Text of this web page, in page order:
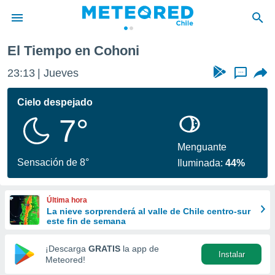
de
por
se
calidad.
a este
las
y
forma
digital
basada
El Tiempo en Cohoni
23:13 Jueves ...
Cielo despejado
7°
Sensación de 8°
Menguante
Iluminada:44%
Última hora
La nieve sorprenderá al valle de Chile centro-sur
este fin de semana
¡Descarga GRATIS la app de
Meteored!
Instalar